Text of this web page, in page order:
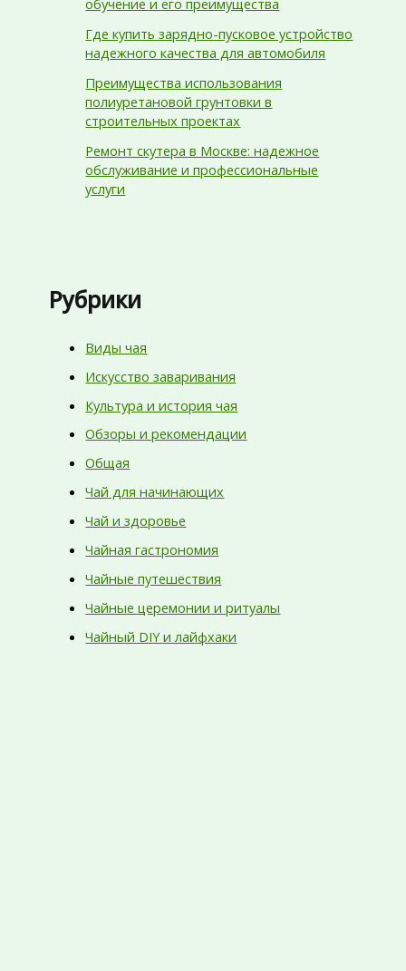
обучение и его преимущества
Где купить зарядно-пусковое устройство
надежного качества для автомобиля
Преимущества использования
полиуретановой грунтовки в
строительных проектах
Ремонт скутера в Москве: надежное
обслуживание и профессиональные
услуги
Рубрики
Виды чая
Искусство заваривания
Культура и история чая
Обзоры и рекомендации
Общая
Чай для начинающих
Чай и здоровье
Чайная гастрономия
Чайные путешествия
Чайные церемонии и ритуалы
Чайный DIY и лайфхаки